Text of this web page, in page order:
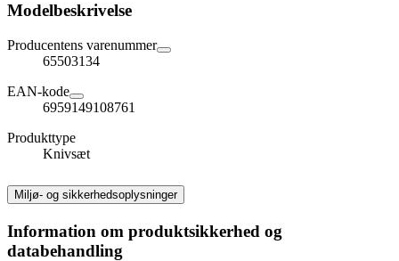
Modelbeskrivelse
Producentens varenummer
65503134
EAN-kode
6959149108761
Produkttype
Knivsæt
Miljø- og sikkerhedsoplysninger
Information om produktsikkerhed og
databehandling